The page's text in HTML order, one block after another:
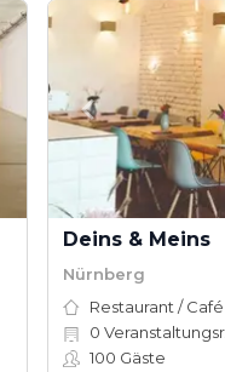
Deins & Meins
Nürnberg
Restaurant / Café
0 Veranstaltungsräume
100 Gäste